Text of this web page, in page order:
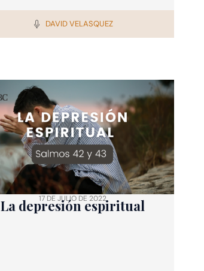
DAVID VELASQUEZ
17 DE JULIO DE 2022
La depresión espiritual